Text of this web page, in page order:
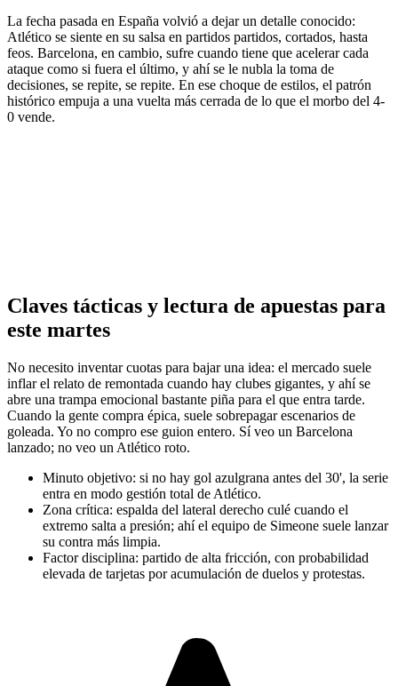
La fecha pasada en España volvió a dejar un detalle conocido:
Atlético se siente en su salsa en partidos partidos, cortados, hasta
feos. Barcelona, en cambio, sufre cuando tiene que acelerar cada
ataque como si fuera el último, y ahí se le nubla la toma de
decisiones, se repite, se repite. En ese choque de estilos, el patrón
histórico empuja a una vuelta más cerrada de lo que el morbo del 4-
0 vende.
Claves tácticas y lectura de apuestas para
este martes
No necesito inventar cuotas para bajar una idea: el mercado suele
inflar el relato de remontada cuando hay clubes gigantes, y ahí se
abre una trampa emocional bastante piña para el que entra tarde.
Cuando la gente compra épica, suele sobrepagar escenarios de
goleada. Yo no compro ese guion entero. Sí veo un Barcelona
lanzado; no veo un Atlético roto.
Minuto objetivo: si no hay gol azulgrana antes del 30', la serie
entra en modo gestión total de Atlético.
Zona crítica: espalda del lateral derecho culé cuando el
extremo salta a presión; ahí el equipo de Simeone suele lanzar
su contra más limpia.
Factor disciplina: partido de alta fricción, con probabilidad
elevada de tarjetas por acumulación de duelos y protestas.